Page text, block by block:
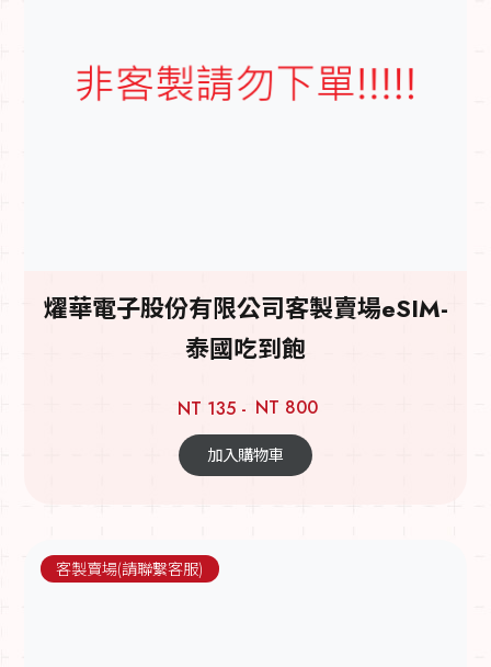
燿華電子股份有限公司客製賣場eSIM-
泰國吃到飽
NT 135 - NT 800
加入購物車
客製賣場(請聯繫客服)